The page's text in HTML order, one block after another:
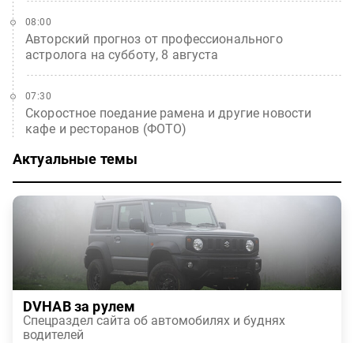
Авторский прогноз от профессионального
астролога на субботу, 8 августа
08:00
Скоростное поедание рамена и другие новости
кафе и ресторанов (ФОТО)
07:30
Актуальные темы
DVHAB за рулем
Спецраздел сайта об автомобилях и буднях
водителей